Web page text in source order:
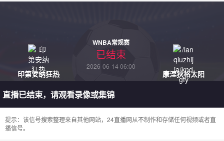
印第安纳狂热
WNBA常规赛
已结束
2026-06-14 06:00
康涅狄格太阳
直播已结束，请观看录像或集锦
提示：该信号搜索整理来自其他网站，24直播网从不制作和存储任何视频或者直
播信号。